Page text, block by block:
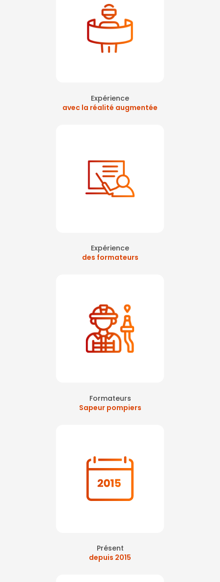
Expérience
avec la réalité augmentée
Expérience
des formateurs
Formateurs
Sapeur pompiers
Présent
depuis 2015